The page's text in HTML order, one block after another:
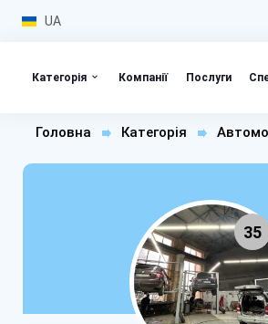
UA
Категорія Компанії Послуги
Головна Категорія
35